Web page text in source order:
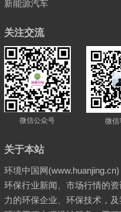
新能源汽车
关注交流
微信公众号 微信
关于本站
环境中国网
环保行业新闻、市场行情的
力的环保企业、环保技术，